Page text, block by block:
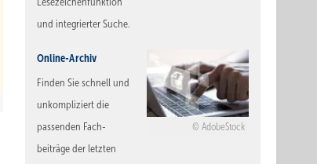
und integrierter Suche.
AdobeStock
Online-Archiv
Finden Sie schnell und
unkompliziert die
passenden Fach-
beiträge der letzten